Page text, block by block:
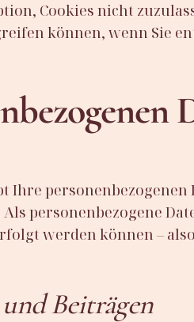
Cookies nicht
können, wenn Sie
personenbezogene
werden können –
Beiträgen